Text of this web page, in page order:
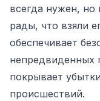
всегда нужен,
рады, что взяли
обеспечивает
непредвиденных
покрывает
происшествий.